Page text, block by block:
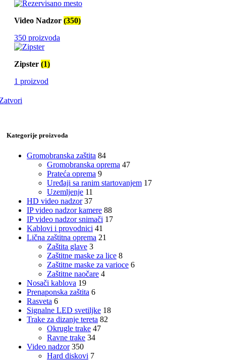
Video Nadzor (350)
350 proizvoda
Zipster (1)
1 proizvod
Kategorije proizvoda
Gromobranska zaštita 84
Gromobranska oprema 47
Prateća oprema 9
Uređaji sa ranim startovanjem 17
Uzemljenje 11
HD video nadzor 37
IP video nadzor kamere 88
IP video nadzor snimači 17
Kablovi i provodnici 41
Lična zaštitna oprema 21
Zaštita glave 3
Zaštitne maske za lice 8
Zaštitne maske za varioce 6
Zaštitne naočare 4
Nosači kablova 19
Prenaponska zaštita 6
Rasveta 6
Signalne LED svetiljke 18
Trake za dizanje tereta 82
Okrugle trake 47
Ravne trake 34
Video nadzor 350
Hard diskovi 7